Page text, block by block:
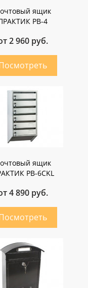
ящик
PB-4
2 960 руб.
ящик
PB-6CKL
4 890 руб.